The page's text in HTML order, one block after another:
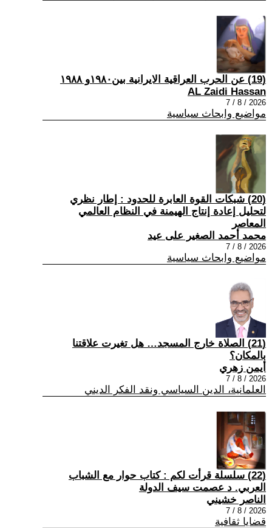
(19) عن الحرب العراقية الايرانية بين١٩٨٠و ١٩٨٨
AL Zaidi Hassan
2026 / 8 / 7
مواضيع وابحاث سياسية
(20) شبكات القوة العابرة للحدود : إطار نظري
لتحليل إعادة إنتاج الهيمنة في النظام العالمي
المعاصر
محمد أحمد الصغير على عيد
2026 / 8 / 7
مواضيع وابحاث سياسية
(21) الصلاة خارج المسجد… هل تغيرت علاقتنا
بالمكان؟
أيمن زهري
2026 / 8 / 7
العلمانية، الدين السياسي ونقد الفكر الديني
(22) سلسلة قرأت لكم : كتاب حوار مع الشباب
العربي. د عصمت سيف الدولة
الناصر خشيني
2026 / 8 / 7
قضايا ثقافية